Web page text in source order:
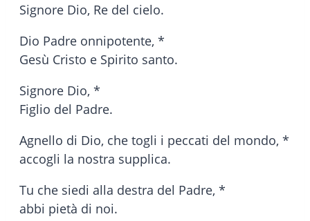
Signore Dio, Re del cielo.
Dio Padre onnipotente, *
Gesù Cristo e Spirito santo.
Signore Dio, *
Figlio del Padre.
Agnello di Dio, che togli i peccati del mondo, *
accogli la nostra supplica.
Tu che siedi alla destra del Padre, *
abbi pietà di noi.